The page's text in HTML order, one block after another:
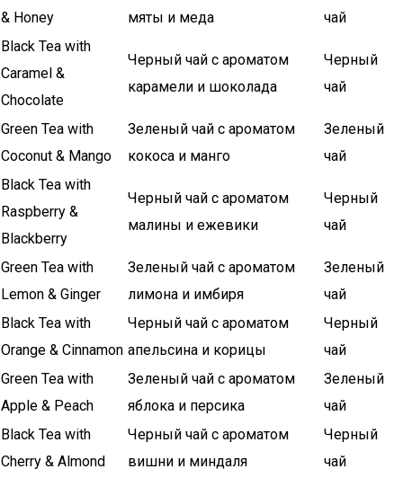
& Honey
мяты и меда
чай
Black Tea with
Caramel &
Chocolate
Черный чай с ароматом
карамели и шоколада
Черный
чай
Green Tea with
Coconut & Mango
Зеленый чай с ароматом
кокоса и манго
Зеленый
чай
Black Tea with
Raspberry &
Blackberry
Черный чай с ароматом
малины и ежевики
Черный
чай
Green Tea with
Lemon & Ginger
Зеленый чай с ароматом
лимона и имбиря
Зеленый
чай
Black Tea with
Orange & Cinnamon
Черный чай с ароматом
апельсина и корицы
Черный
чай
Green Tea with
Apple & Peach
Зеленый чай с ароматом
яблока и персика
Зеленый
чай
Black Tea with
Cherry & Almond
Черный чай с ароматом
вишни и миндаля
Черный
чай